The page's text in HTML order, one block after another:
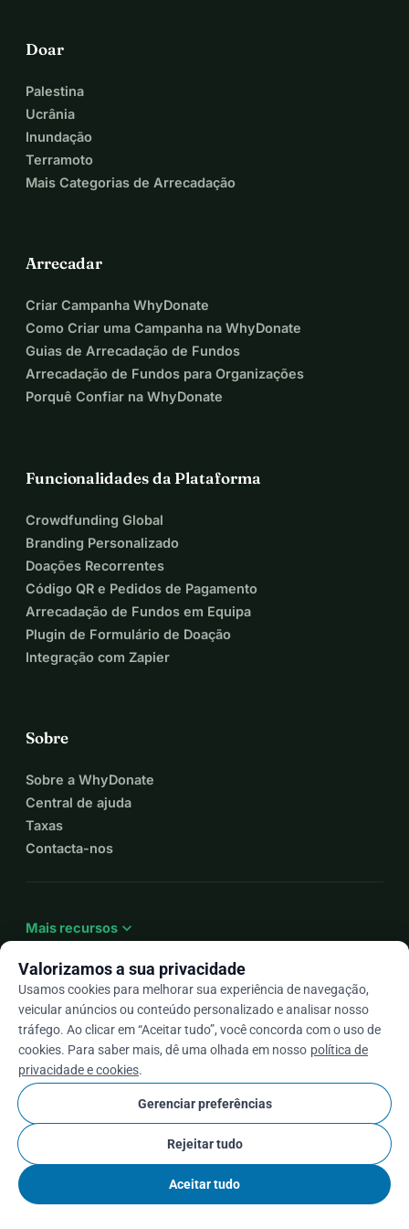
Doar
Palestina
Ucrânia
Inundação
Terramoto
Mais Categorias de Arrecadação
Arrecadar
Criar Campanha WhyDonate
Como Criar uma Campanha na WhyDonate
Guias de Arrecadação de Fundos
Arrecadação de Fundos para Organizações
Porquê Confiar na WhyDonate
Funcionalidades da Plataforma
Crowdfunding Global
Branding Personalizado
Doações Recorrentes
Código QR e Pedidos de Pagamento
Arrecadação de Fundos em Equipa
Plugin de Formulário de Doação
Integração com Zapier
Sobre
Sobre a WhyDonate
Central de ajuda
Taxas
Contacta-nos
Mais recursos expand_more
Ptarrow_drop_down
★★★★★4,9 / 5 com base em mais de 500 avaliações
WhyDonate Privacidade e cookies
Termos e condições
Configurações de Cookies
stripe checkParceiro Verificado
Valorizamos a sua privacidade
Usamos cookies para melhorar sua experiência de navegação,
veicular anúncios ou conteúdo personalizado e analisar nosso
tráfego. Ao clicar em “Aceitar tudo”, você concorda com o uso de
cookies. Para saber mais, dê uma olhada em nosso política de
privacidade e cookies.
Gerenciar preferências
Rejeitar tudo
Aceitar tudo